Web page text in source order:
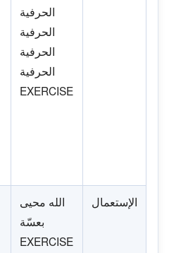
الحرفية
الحرفية
الحرفية
الحرفية
EXERCISE
الله محيى
بعسّة
EXERCISE
الإستعمال